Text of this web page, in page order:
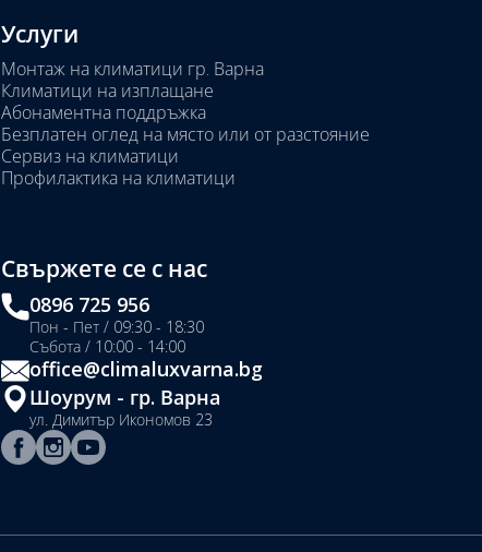
Услуги
Монтаж на климатици гр. Варна
Климатици на изплащане
Абонаментна поддръжка
Безплатен оглед на място или от разстояние
Сервиз на климатици
Профилактика на климатици
Свържете се с нас
0896 725 956
Пон - Пет / 09:30 - 18:30
Събота / 10:00 - 14:00
office@climaluxvarna.bg
Шоурум - гр. Варна
ул. Димитър Икономов 23